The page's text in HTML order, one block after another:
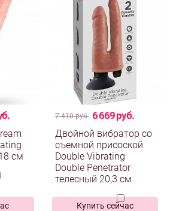
6 669 руб.
7 410 руб.
Купить сейчас